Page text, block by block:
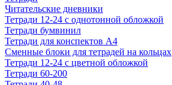
Читательские дневники
Тетради 12-24 с однотонной обложкой
Тетради бумвинил
Тетради для конспектов А4
Сменные блоки для тетрадей на кольцах
Тетради 12-24 с цветной обложкой
Тетради 60-200